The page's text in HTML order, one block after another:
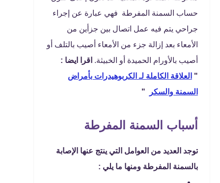
حساب السمنة المفرطة فهي عبارة عن إجراء
جراحي يتم فيه عمل اتصال بين جزأين من
الأمعاء بعد إزالة جزء من الأمعاء أصيب بالتلف أو
أصيب بالأورام الحميدة أو الخبيثة. اقرا ايضا :
" العلاقة الكاملة لـ الكربوهيدرات بأمراض
السمنة والسكر
"
أسباب السمنة المفرطة
توجد العديد من العوامل التي ينتج عنها الإصابة
بالسمنة المفرطة ومنها ما يلي :